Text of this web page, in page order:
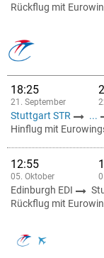
Rückflug mit
18:25
21. September
Stuttgart STR ...
Hinflug mit
12:55
05. Oktober
Edinburgh EDI
Rückflug mit